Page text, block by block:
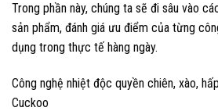
Trong phần này, chúng ta sẽ đi sâu vào
sản phẩm, đánh giá ưu điểm của từng
dụng trong thực tế hàng ngày.
Công nghệ nhiệt độc quyền chiên, xào,
Cuckoo